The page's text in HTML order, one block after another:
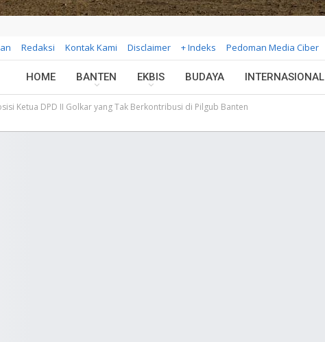
Redaksi Kontak Kami Disclaimer + Indeks Pedoman Media Ciber
HOME BANTEN EKBIS BUDAYA INTERNASIONAL
Ketua DPD II Golkar yang Tak Berkontribusi di Pilgub Banten